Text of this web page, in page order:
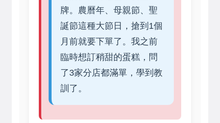
牌。農曆年、母親節、聖
誕節這種大節日，搶到1個
月前就要下單了。我之前
臨時想訂稍甜的蛋糕，問
了3家分店都滿單，學到教
訓了。